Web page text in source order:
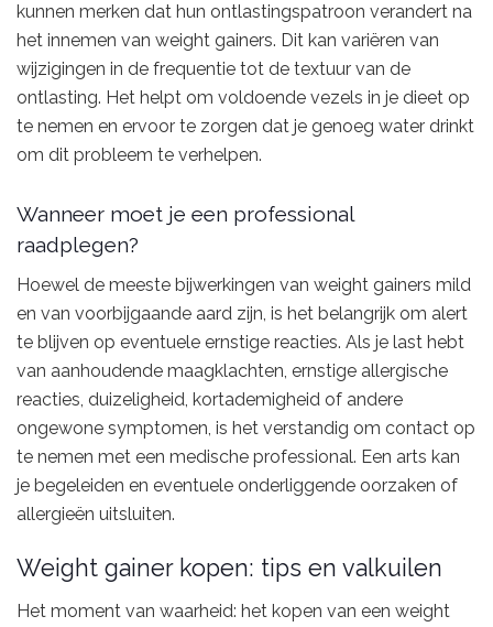
kunnen merken dat hun ontlastingspatroon verandert na
het innemen van weight gainers. Dit kan variëren van
wijzigingen in de frequentie tot de textuur van de
ontlasting. Het helpt om voldoende vezels in je dieet op
te nemen en ervoor te zorgen dat je genoeg water drinkt
om dit probleem te verhelpen.
Wanneer moet je een professional
raadplegen?
Hoewel de meeste bijwerkingen van weight gainers mild
en van voorbijgaande aard zijn, is het belangrijk om alert
te blijven op eventuele ernstige reacties. Als je last hebt
van aanhoudende maagklachten, ernstige allergische
reacties, duizeligheid, kortademigheid of andere
ongewone symptomen, is het verstandig om contact op
te nemen met een medische professional. Een arts kan
je begeleiden en eventuele onderliggende oorzaken of
allergieën uitsluiten.
Weight gainer kopen: tips en valkuilen
Het moment van waarheid: het kopen van een weight